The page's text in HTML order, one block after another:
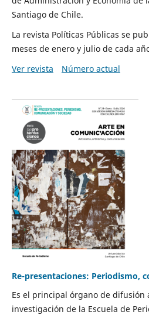
Santiago de Chile.
La revista Políticas Públicas se
meses de enero y julio de cada
Ver revista
Número actual
Re-presentaciones: Periodismo,
Es el principal órgano de difusión
investigación de la Escuela de